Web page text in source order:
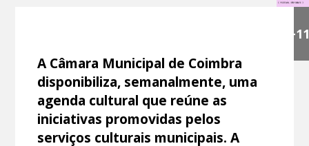
+11
A Câmara Municipal de Coimbra
disponibiliza, semanalmente, uma
agenda cultural que reúne as
iniciativas promovidas pelos
serviços culturais municipais. A